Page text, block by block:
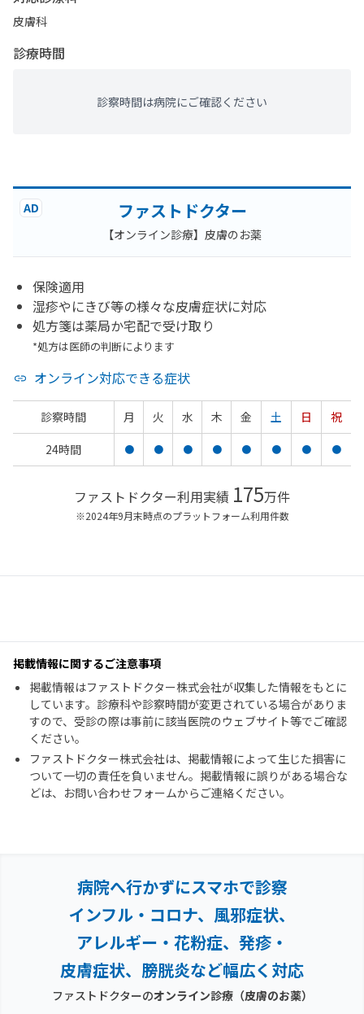
皮膚科
診療時間
診察時間は病院にご確認ください
AD ファストドクター
【オンライン診療】皮膚のお薬
保険適用
湿疹やにきび等の様々な皮膚症状に対応
処方箋は薬局か宅配で受け取り
*処方は医師の判断によります
オンライン対応できる症状
診察時間 月 火 水 木 金 土 日
祝
24時間
● ● ● ● ● ● ● ●
ファストドクター利用実績 175万件
※2024年9月末時点のプラットフォーム利用件数
掲載情報に関するご注意事項
掲載情報はファストドクター株式会社が収集した情報をもとに
しています。診療科や診察時間が変更されている場合がありま
すので、受診の際は事前に該当医院のウェブサイト等でご確認
ください。
ファストドクター株式会社は、掲載情報によって生じた損害に
ついて一切の責任を負いません。掲載情報に誤りがある場合な
どは、お問い合わせフォームからご連絡ください。
病院へ行かずにスマホで診察
インフル・コロナ、風邪症状、
アレルギー・花粉症、 発疹・
皮膚症状、膀胱炎など幅広く対応
ファストドクターのオンライン診療（皮膚のお薬）